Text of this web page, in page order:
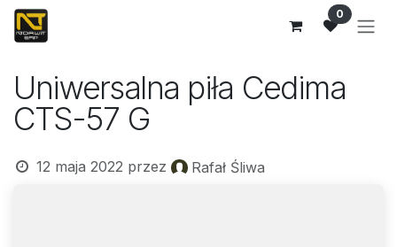
Przejdź do zawartości 0
Uniwersalna piła Cedima
CTS-57 G
12 maja 2022 przez Rafał Śliwa